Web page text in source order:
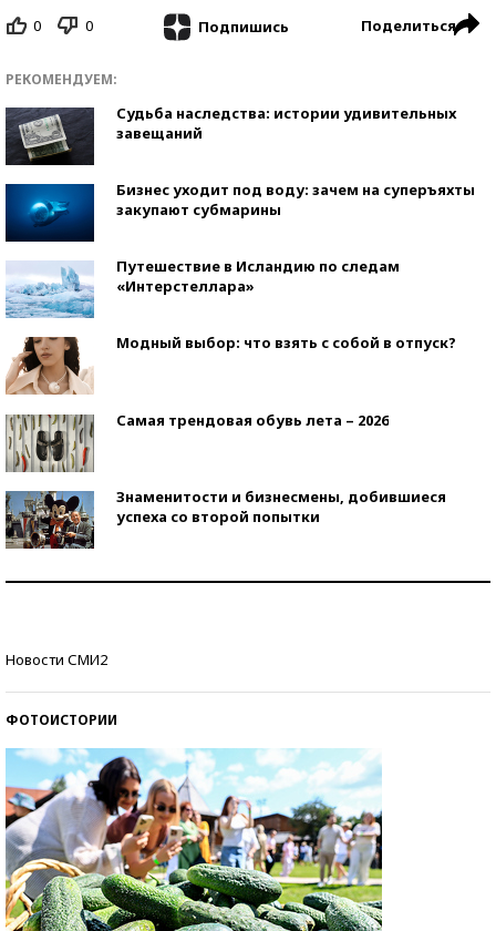
0 0 Подпишись Поделиться
РЕКОМЕНДУЕМ:
Судьба наследства: истории удивительных
завещаний
Бизнес уходит под воду: зачем на суперъяхты
закупают субмарины
Путешествие в Исландию по следам
«Интерстеллара»
Модный выбор: что взять с собой в отпуск?
Самая трендовая обувь лета – 2026
Знаменитости и бизнесмены, добившиеся
успеха со второй попытки
Новости СМИ2
ФОТОИСТОРИИ